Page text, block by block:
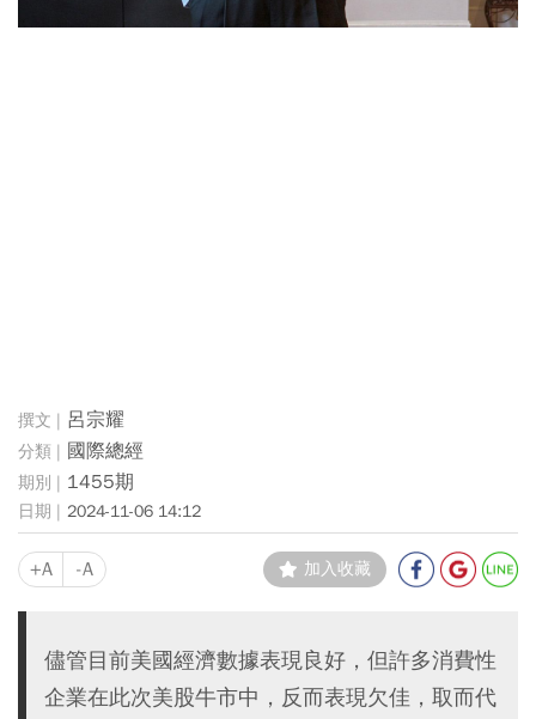
呂宗耀
國際總經
1455期
2024-11-06 14:12
+A -A 加入收藏
儘管目前美國經濟數據表現良好，但許多消費性
企業在此次美股牛市中，反而表現欠佳，取而代